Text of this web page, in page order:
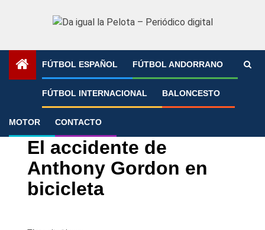
FÚTBOL ESPAÑOL FÚTBOL ANDORRANO
FÚTBOL INTERNACIONAL BALONCESTO
MOTOR CONTACTO
»
Eurocopa Premier League
El accidente de
Anthony Gordon en
bicicleta